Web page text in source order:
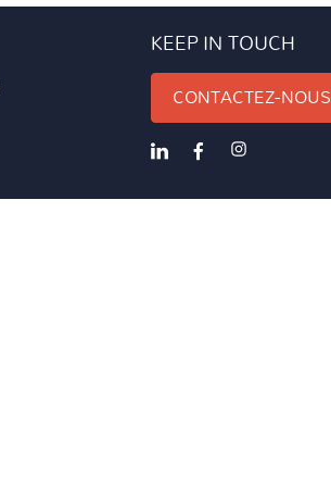
KEEP IN TOUCH
CONTACTEZ-NOUS